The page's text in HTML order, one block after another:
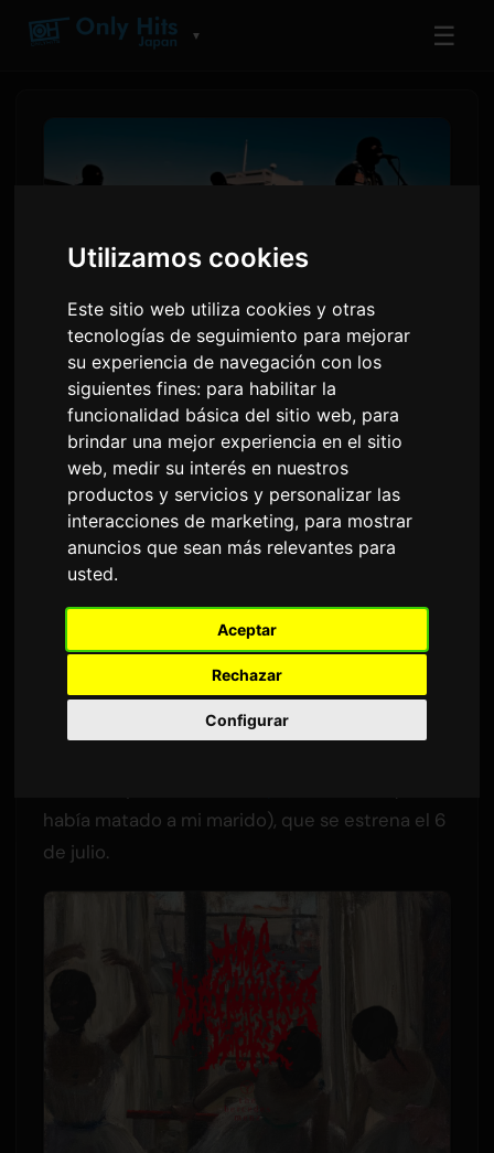
Utilizamos cookies
Este sitio web utiliza cookies y otras
tecnologías de seguimiento para mejorar
su experiencia de navegación con los
siguientes fines: para habilitar la
funcionalidad básica del sitio web, para
brindar una mejor experiencia en el sitio
web, medir su interés en nuestros
productos y servicios y personalizar las
interacciones de marketing, para mostrar
anuncios que sean más relevantes para
usted.
Aceptar
Rechazar
Configurar
▼ ☰
the bercedes menz revela
sus rostros en el videoclip de
'morning star', tema de
apertura del drama
PorSam 8 julio 2026
Traducido del inglés
La banda de "hardcore J-Pop" con base en
Tokio, the bercedes menz, ha lanzado el
videoclip de "morning star". La canción es el
había matado a mi marido), que se estrena el 6
de julio.